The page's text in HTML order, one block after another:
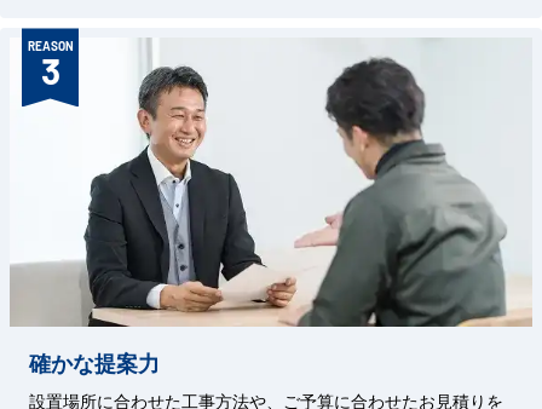
REASON
3
確かな提案力
設置場所に合わせた工事方法や、ご予算に合わせたお見積りを